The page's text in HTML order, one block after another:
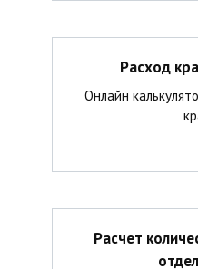
Расход
Онлайн
Расчет